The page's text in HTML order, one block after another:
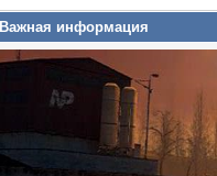
Важная информация